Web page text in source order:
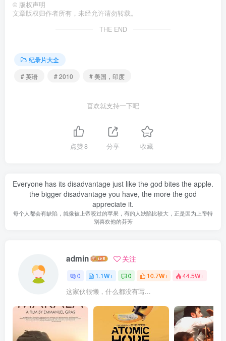
© 版权声明
文章版权归作者所有，未经允许请勿转载。
THE END
纪录片大全
# 英语
# 2010 # 美国，印度
喜欢就支持一下吧
点赞8 分享 收藏
Everyone has its disadvantage just like the god bites the apple.
the bigger disadvantage you have, the more the god
appreciate it.
每个人都会有缺陷，就像被上帝咬过的苹果，有的人缺陷比较大，正是因为上帝特
别喜欢他的芬芳
admin 关注
0 1.1W+ 0 10.7W+ 44.5W+
这家伙很懒，什么都没有写...